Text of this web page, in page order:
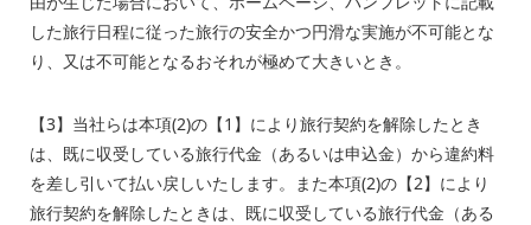
した旅行日程に従った旅行の安全かつ円滑な実施が不可能とな
り、又は不可能となるおそれが極めて大きいとき。
【3】当社らは本項(2)の【1 】により旅行契約を解除したとき
は、既に収受している旅行代金（あるいは申込金）から違約料
を差し引いて払い戻しいたします。また本項(2)の【2】により
旅行契約を解除したときは、既に収受している旅行代金（ある